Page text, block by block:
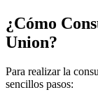
¿Cómo
Union?
Para realizar la
sencillos pasos: